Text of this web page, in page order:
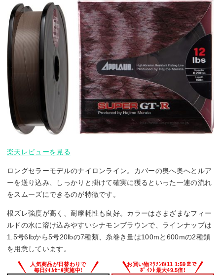
楽天レビューを見る
ロングセラーモデルのナイロンライン。カバーの奥へ奥へとルア
ーを送り込み、しっかりと掛けて確実に獲るといった一連の流れ
をスムーズにできるのが特徴です。
根ズレ強度が高く、耐摩耗性も良好。カラーはさまざまなフィー
ルドの水に溶け込みやすいシナモンブラウンで、ラインナップは
1.5号6lbから5号20lbの7種類、糸巻き量は100mと600mの2種類
を用意しています。